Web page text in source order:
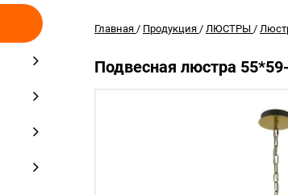
Главная / Продукция / ЛЮСТРЫ /
Подвесная люстра